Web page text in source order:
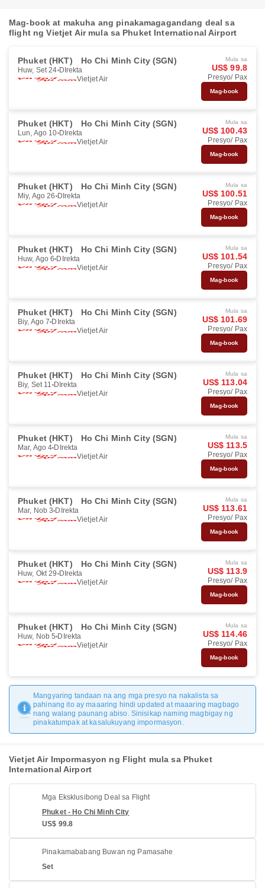
Mag-book at makuha ang pinakamagagandang deal sa
flight ng Vietjet Air mula sa Phuket International Airport
Phuket (HKT) Ho Chi Minh City (SGN)
Huw, Set 24 DIrekta
Vietjet Air
Mula sa
US$ 99.8
Presyo/ Pax
Mag-book
Phuket (HKT) Ho Chi Minh City (SGN)
Lun, Ago 10 DIrekta
Vietjet Air
Mula sa
US$ 100.43
Presyo/ Pax
Mag-book
Phuket (HKT) Ho Chi Minh City (SGN)
Miy, Ago 26 DIrekta
Vietjet Air
Mula sa
US$ 100.51
Presyo/ Pax
Mag-book
Phuket (HKT) Ho Chi Minh City (SGN)
Huw, Ago 6 DIrekta
Vietjet Air
Mula sa
US$ 101.54
Presyo/ Pax
Mag-book
Phuket (HKT) Ho Chi Minh City (SGN)
Biy, Ago 7 DIrekta
Vietjet Air
Mula sa
US$ 101.69
Presyo/ Pax
Mag-book
Phuket (HKT) Ho Chi Minh City (SGN)
Biy, Set 11 DIrekta
Vietjet Air
Mula sa
US$ 113.04
Presyo/ Pax
Mag-book
Phuket (HKT) Ho Chi Minh City (SGN)
Mar, Ago 4 DIrekta
Vietjet Air
Mula sa
US$ 113.5
Presyo/ Pax
Mag-book
Phuket (HKT) Ho Chi Minh City (SGN)
Mar, Nob 3 DIrekta
Vietjet Air
Mula sa
US$ 113.61
Presyo/ Pax
Mag-book
Phuket (HKT) Ho Chi Minh City (SGN)
Huw, Okt 29 DIrekta
Vietjet Air
Mula sa
US$ 113.9
Presyo/ Pax
Mag-book
Phuket (HKT) Ho Chi Minh City (SGN)
Huw, Nob 5 DIrekta
Vietjet Air
Mula sa
US$ 114.46
Presyo/ Pax
Mag-book
Mangyaring tandaan na ang mga presyo na nakalista sa
pahinang ito ay maaaring hindi updated at maaaring magbago
nang walang paunang abiso. Sinisikap naming magbigay ng
pinakatumpak at kasalukuyang impormasyon.
Vietjet Air Impormasyon ng Flight mula sa Phuket
International Airport
Mga Eksklusibong Deal sa Flight
Phuket - Ho Chi Minh City
US$ 99.8
Pinakamababang Buwan ng Pamasahe
Set